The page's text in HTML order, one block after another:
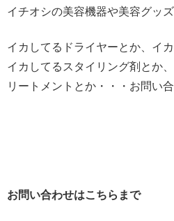
イチオシの美容機器や美容グッ
イカしてるドライヤーとか、イ
イカしてるスタイリング剤とか
リートメントとか・・・お問い
お問い合わせはこちらまで